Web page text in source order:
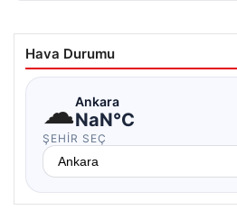
Hava Durumu
☁Ankara
NaN°C
ŞEHIR SEÇ